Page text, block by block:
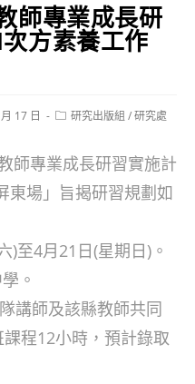
師專業成長研
方素養工作
17 日
Post研究出版組 /研究處
師專業成長研習實施計
東場」旨揭研習規劃如
)至4月21日(星期日)。
。
講師及該縣教師共同
程12小時，預計錄取